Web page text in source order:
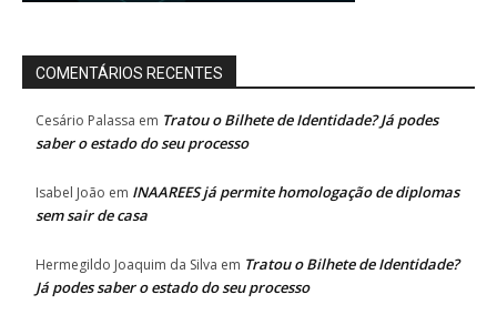
COMENTÁRIOS RECENTES
Cesário Palassa em Tratou o Bilhete de Identidade? Já podes
saber o estado do seu processo
Isabel João em INAAREES já permite homologação de diplomas
sem sair de casa
Hermegildo Joaquim da Silva em Tratou o Bilhete de Identidade?
Já podes saber o estado do seu processo